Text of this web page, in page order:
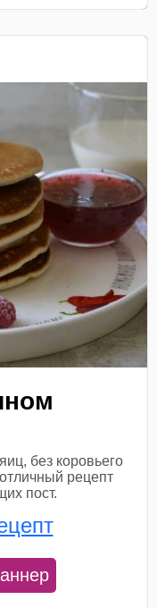
без коровьего
рецепт
пост.